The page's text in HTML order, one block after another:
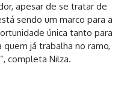
apesar de se tratar de
sendo um marco para a
única tanto para
já trabalha no ramo,
completa Nilza.